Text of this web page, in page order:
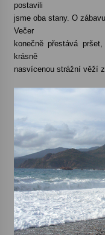
postavili
jsme oba stany. O
Večer
konečně přestává
krásně
nasvícenou strážní věží